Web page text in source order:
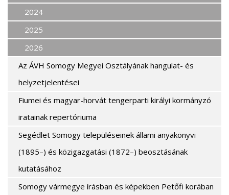
2024
2025
2026
Az ÁVH Somogy Megyei Osztályának hangulat- és
helyzetjelentései
Fiumei és magyar-horvát tengerparti királyi kormányzó
iratainak repertóriuma
Segédlet Somogy településeinek állami anyakönyvi
(1895–) és közigazgatási (1872–) beosztásának
kutatásához
Somogy vármegye írásban és képekben Petőfi korában